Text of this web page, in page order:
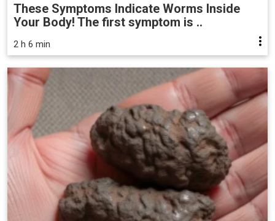
These Symptoms Indicate Worms Inside
Your Body! The first symptom is ..
2 h 6 min